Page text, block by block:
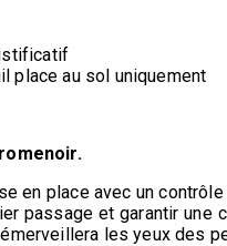
place au sol uniquement
en place avec un contrôle
passage et garantir
les yeux des